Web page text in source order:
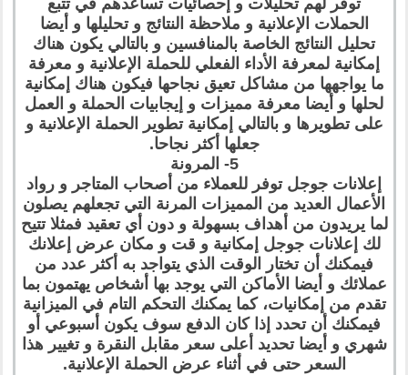
توفر لهم تحليلات و إحصائيات تساعدهم في تتبع
الحملات الإعلانية و ملاحظة النتائج و تحليلها و أيضا
تحليل النتائج الخاصة بالمنافسين و بالتالي يكون هناك
إمكانية لمعرفة الأداء الفعلي للحملة الإعلانية و معرفة
ما يواجهها من مشاكل تعيق نجاحها فيكون هناك إمكانية
لحلها و أيضا معرفة مميزات و إيجابيات الحملة و العمل
على تطويرها و بالتالي إمكانية تطوير الحملة الإعلانية و
جعلها أكثر نجاحا.
5- المرونة
إعلانات جوجل توفر للعملاء من أصحاب المتاجر و رواد
الأعمال العديد من المميزات المرنة التي تجعلهم يصلون
لما يريدون من أهداف بسهولة و دون أي تعقيد فمثلا تتيح
لك إعلانات جوجل إمكانية و قت و مكان عرض إعلانك
فيمكنك أن تختار الوقت الذي يتواجد به أكثر عدد من
عملائك و أيضا الأماكن التي يوجد بها أشخاص يهتمون بما
تقدم من إمكانيات، كما يمكنك التحكم التام في الميزانية
فيمكنك أن تحدد إذا كان الدفع سوف يكون أسبوعي أو
شهري و أيضا تحديد أعلى سعر مقابل النقرة و تغيير هذا
السعر حتى في أثناء عرض الحملة الإعلانية.